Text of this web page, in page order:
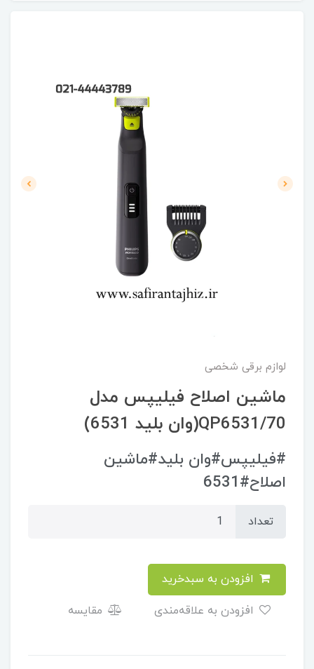
لوازم برقی شخصی
ماشین اصلاح فیلیپس مدل
QP6531/70(وان بلید 6531)
#فیلیپس#وان بلید#ماشین
اصلاح#6531
تعداد
مقایسه